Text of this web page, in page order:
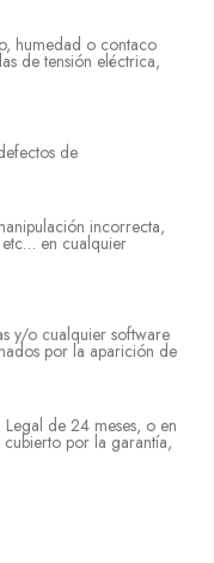
humedad o contaco
de tensión eléctrica,
de
incorrecta,
etc… en cualquier
y/o cualquier software
por la aparición de
de 24 meses, o en
por la garantía,